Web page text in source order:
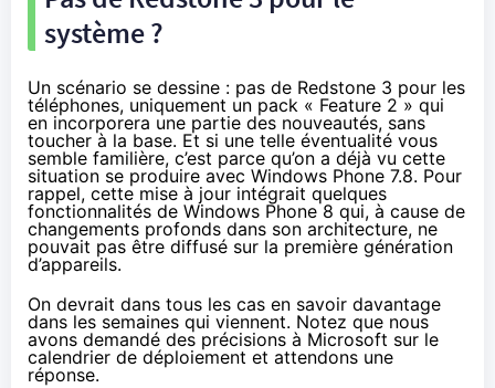
système ?
Un scénario se dessine : pas de Redstone 3 pour les
téléphones, uniquement un pack « Feature 2 » qui
en incorporera une partie des nouveautés, sans
toucher à la base. Et si une telle éventualité vous
semble familière, c’est parce qu’on a déjà vu cette
situation se produire avec Windows Phone 7.8. Pour
rappel, cette mise à jour intégrait quelques
fonctionnalités de Windows Phone 8 qui, à cause de
changements profonds dans son architecture, ne
pouvait pas être diffusé sur la première génération
d’appareils.
On devrait dans tous les cas en savoir davantage
dans les semaines qui viennent. Notez que nous
avons demandé des précisions à Microsoft sur le
calendrier de déploiement et attendons une
réponse.